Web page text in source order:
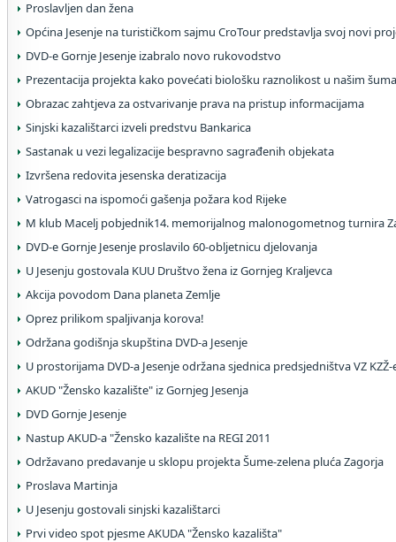
Proslavljen dan žena
Općina Jesenje na turističkom sajmu CroTour predstavlja svoj novi
DVD-e Gornje Jesenje izabralo novo rukovodstvo
Prezentacija projekta kako povećati biološku raznolikost u našim
Obrazac zahtjeva za ostvarivanje prava na pristup informacijama
Sinjski kazalištarci izveli predstvu Bankarica
Sastanak u vezi legalizacije bespravno sagrađenih objekata
Izvršena redovita jesenska deratizacija
Vatrogasci na ispomoći gašenja požara kod Rijeke
M klub Macelj pobjednik14. memorijalnog malonogometnog turnira
DVD-e Gornje Jesenje proslavilo 60-obljetnicu djelovanja
U Jesenju gostovala KUU Društvo žena iz Gornjeg Kraljevca
Akcija povodom Dana planeta Zemlje
Oprez prilikom spaljivanja korova!
Održana godišnja skupština DVD-a Jesenje
U prostorijama DVD-a Jesenje održana sjednica predsjedništva VZ KZŽ-
AKUD "Žensko kazalište" iz Gornjeg Jesenja
DVD Gornje Jesenje
Nastup AKUD-a "Žensko kazalište na REGI 2011
Održavano predavanje u sklopu projekta Šume-zelena pluća Zagorja
Proslava Martinja
U Jesenju gostovali sinjski kazalištarci
Prvi video spot pjesme AKUDA "Žensko kazališta"